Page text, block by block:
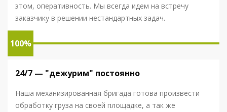
этом, оперативность. Мы всегда идем на встречу
заказчику в решении нестандартных задач.
100%
24/7 — "дежурим" постоянно
Наша механизированная бригада готова произвести
обработку груза на своей площадке, а так же